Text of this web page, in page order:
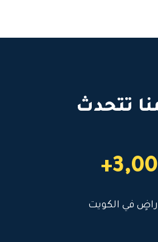
تتحدث
في الكويت